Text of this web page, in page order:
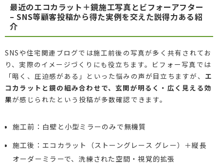
最近のエコカラット＋鏡施工写真とビフォーアフター
– SNS等顧客投稿から得た実例を交えた説得力ある紹
介
SNSや住宅関連ブログでは施工前後の写真が多く共有されてお
り、実際のイメージづくりにも役立ちます。ビフォー写真では
「暗く、圧迫感がある」といった悩みの声が目立ちますが、 エ
コカラットと鏡の組み合わせで、玄関が明るく・広く見える効
果が感じられたという投稿が多数確認できます。
施工前：白壁と小型ミラーのみで無機質
施工後：エコカラット（ストーングレース グレー）＋縦長
オーダーミラーで、洗練された空間・視覚的拡張